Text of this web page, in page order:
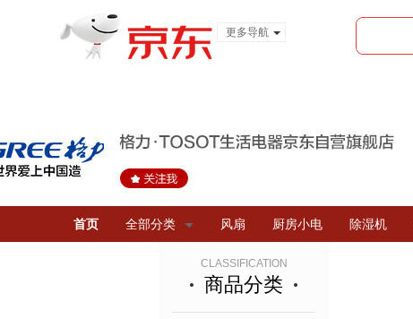
更多导航
首页 全部分类 风扇 厨房小电 除湿机
CLASSIFICATION
商品分类